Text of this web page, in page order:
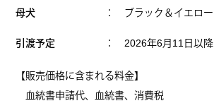
母犬 ： ブラック＆イエロー
引渡予定 ： 2026年6月11日以降
【販売価格に含まれる料金】
血統書申請代、血統書、消費税